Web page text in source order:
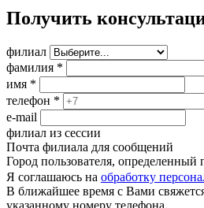
Получить
филиал
фамилия *
имя *
телефон *
e-mail
филиал из сессии
Почта филиала для сообщений
Город пользователя, определенный
Я соглашаюсь на обработку
В ближайшее время с Вами
указанному номеру телефона.